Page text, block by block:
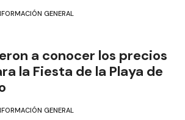
GENERAL
a conocer los precios
la Fiesta de la Playa de
GENERAL